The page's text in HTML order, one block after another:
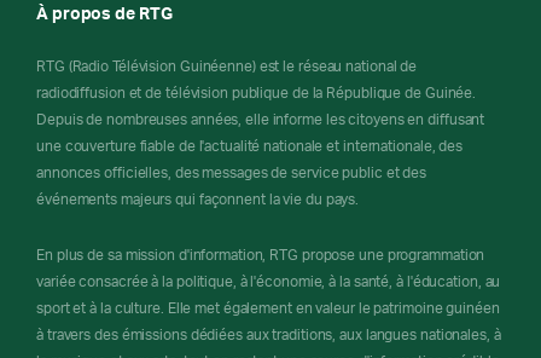
À propos de RTG
RTG (Radio Télévision Guinéenne) est le réseau national de
radiodiffusion et de télévision publique de la République de Guinée.
Depuis de nombreuses années, elle informe les citoyens en diffusant
une couverture fiable de l'actualité nationale et internationale, des
annonces officielles, des messages de service public et des
événements majeurs qui façonnent la vie du pays.
En plus de sa mission d'information, RTG propose une programmation
variée consacrée à la politique, à l'économie, à la santé, à l'éducation, au
sport et à la culture. Elle met également en valeur le patrimoine guinéen
à travers des émissions dédiées aux traditions, aux langues nationales, à